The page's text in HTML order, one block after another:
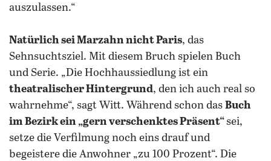
auszulassen.“
Natürlich sei Marzahn nicht Paris, das
Sehnsuchtsziel. Mit diesem Bruch spielen Buch
und Serie. „Die Hochhaussiedlung ist ein
theatralischer Hintergrund, den ich auch real so
wahrnehme“, sagt Witt. Während schon das Buch
im Bezirk ein „gern verschenktes Präsent“sei,
setze die Verfilmung noch eins drauf und
begeistere die Anwohner „zu 100 Prozent“. Die